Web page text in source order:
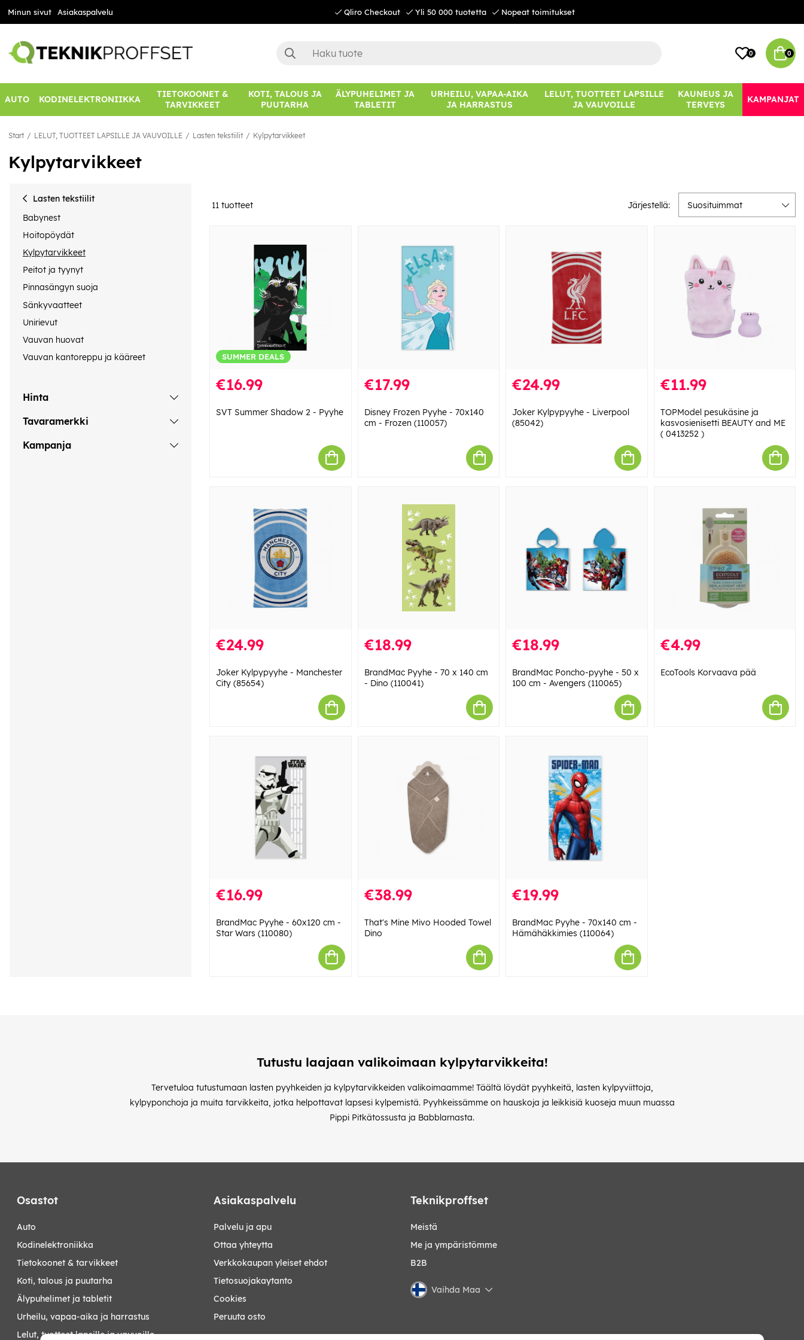
Minun sivut Asiakaspalvelu Qliro Checkout Yli 50 000 tuotetta Nopeat toimitukset
0 0
AUTO KODINELEKTRONIIKKA
TIETOKOONET &
TARVIKKEET
KOTI, TALOUS JA
PUUTARHA
ÄLYPUHELIMET JA
TABLETIT
URHEILU, VAPAA-AIKA
JA HARRASTUS
LELUT, TUOTTEET LAPSILLE
JA VAUVOILLE
KAUNEUS JA
TERVEYS
KAMPANJAT
Start LELUT, TUOTTEET LAPSILLE JA VAUVOILLE Lasten tekstiilit Kylpytarvikkeet
Kylpytarvikkeet
Lasten tekstiilit
Babynest
Hoitopöydät
Kylpytarvikkeet
Peitot ja tyynyt
Pinnasängyn suoja
Sänkyvaatteet
Unirievut
Vauvan huovat
Vauvan kantoreppu ja kääreet
Hinta
Tavaramerkki
Kampanja
11 tuotteet Järjestellä: Suosituimmat
SUMMER DEALS
€16.99
SVT Summer Shadow 2 - Pyyhe
€17.99
Disney Frozen Pyyhe - 70x140
cm - Frozen (110057)
€24.99
Joker Kylpypyyhe - Liverpool
(85042)
€11.99
TOPModel pesukäsine ja
kasvosienisetti BEAUTY and ME
( 0413252 )
€24.99
Joker Kylpypyyhe - Manchester
City (85654)
€18.99
BrandMac Pyyhe - 70 x 140 cm
- Dino (110041)
€18.99
BrandMac Poncho-pyyhe - 50 x
100 cm - Avengers (110065)
€4.99
EcoTools Korvaava pää
€16.99
BrandMac Pyyhe - 60x120 cm -
Star Wars (110080)
€38.99
That's Mine Mivo Hooded Towel
Dino
€19.99
BrandMac Pyyhe - 70x140 cm -
Hämähäkkimies (110064)
Tutustu laajaan valikoimaan kylpytarvikkeita!
Tervetuloa tutustumaan lasten pyyhkeiden ja kylpytarvikkeiden valikoimaamme! Täältä löydät pyyhkeitä, lasten kylpyviittoja,
kylpyponchoja ja muita tarvikkeita, jotka helpottavat lapsesi kylpemistä. Pyyhkeissämme on hauskoja ja leikkisiä kuoseja muun muassa
Pippi Pitkätossusta ja Babblarnasta.
Osastot
auto
kodinelektroniikka
tietokoonet & tarvikkeet
koti, talous ja puutarha
älypuhelimet ja tabletit
urheilu, vapaa-aika ja harrastus
lelut, tuotteet lapsille ja vauvoille
Asiakaspalvelu
Palvelu ja apu
Ottaa yhteytta
Verkkokaupan yleiset ehdot
Tietosuojakaytanto
Cookies
Peruuta osto
Teknikproffset
Meistä
Me ja ympäristömme
B2B
Vaihda Maa